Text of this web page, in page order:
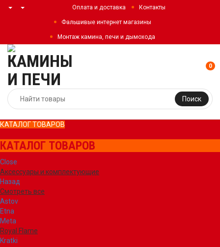
Оплата и доставка Контакты
Фальшивые интернет магазины
Монтаж камина, печи и дымохода
Поиск
0
КАТАЛОГ ТОВАРОВ
КАТАЛОГ ТОВАРОВ
Close
Аксессуары и комплектующие
Назад
Смотреть все
Astov
Etna
Meta
Royal Flame
Kratki